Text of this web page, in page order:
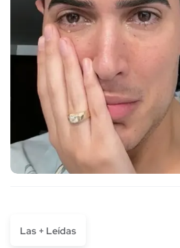
Las + Leídas